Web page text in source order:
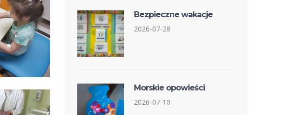
Bezpieczne wakacje
2026-07-28
Morskie opowieści
2026-07-10